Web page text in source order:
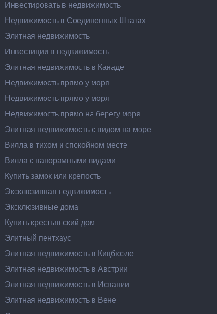
Инвестировать в недвижимость
Недвижимость в Соединенных Штатах
Элитная недвижимость
Инвестиции в недвижимость
Элитная недвижимость в Канаде
Недвижимость прямо у моря
Недвижимость прямо у моря
Недвижимость прямо на берегу моря
Элитная недвижимость с видом на море
Вилла в тихом и спокойном месте
Вилла с панорамными видами
Купить замок или крепость
Эксклюзивная недвижимость
Эксклюзивные дома
Купить крестьянский дом
Элитный пентхаус
Элитная недвижимость в Кицбюэле
Элитная недвижимость в Австрии
Элитная недвижимость в Испании
Элитная недвижимость в Вене